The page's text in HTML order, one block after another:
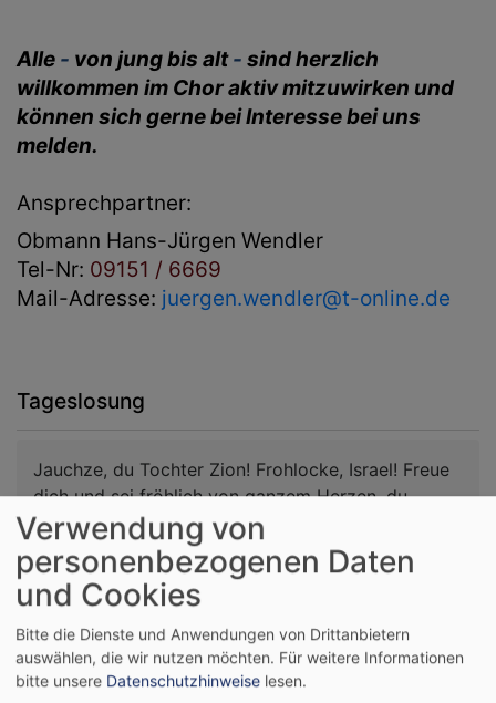
Alle - von jung bis alt- sind herzlich
willkommen im Chor aktiv mitzuwirken und
können sich gerne bei Interesse bei uns
melden.
Ansprechpartner:
Obmann Hans-Jürgen Wendler
Tel-Nr: 09151 / 6669
Mail-Adresse: juergen.wendler@t-online.de
Tageslosung
Jauchze, du Tochter Zion! Frohlocke, Israel! Freue
dich und sei fröhlich von ganzem Herzen, du
Tochter Jerusalem! Denn der HERR hat deine
Strafe weggenommen.
Zefanja 3,14-15
Frieden verkündigt euch, die ihr fern wart, und
Frieden denen, die nahe waren.
Verwendung von
personenbezogenen Daten
und Cookies
Bitte die Dienste und Anwendungen von Drittanbietern
auswählen, die wir nutzen möchten. Für weitere Informationen
bitte unsere Datenschutzhinweise lesen.